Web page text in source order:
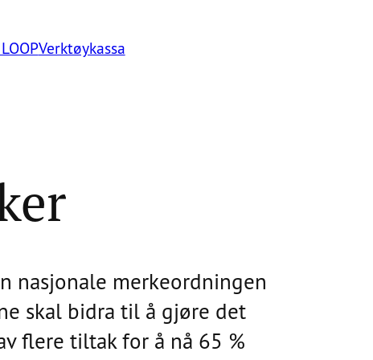
Verktøykassa
nasjonale merkeordningen
skal bidra til å gjøre det
flere tiltak for å nå 65 %